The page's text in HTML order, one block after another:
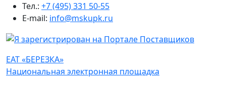
Тел.: +7 (495) 331 50-55
E-mail: info@mskupk.ru
ЕАТ «БЕРЕЗКА»
Национальная электронная площадка